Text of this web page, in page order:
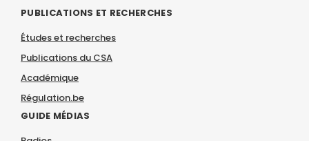
PUBLICATIONS ET RECHERCHES
Études et recherches
Publications du CSA
Académique
Régulation.be
GUIDE MÉDIAS